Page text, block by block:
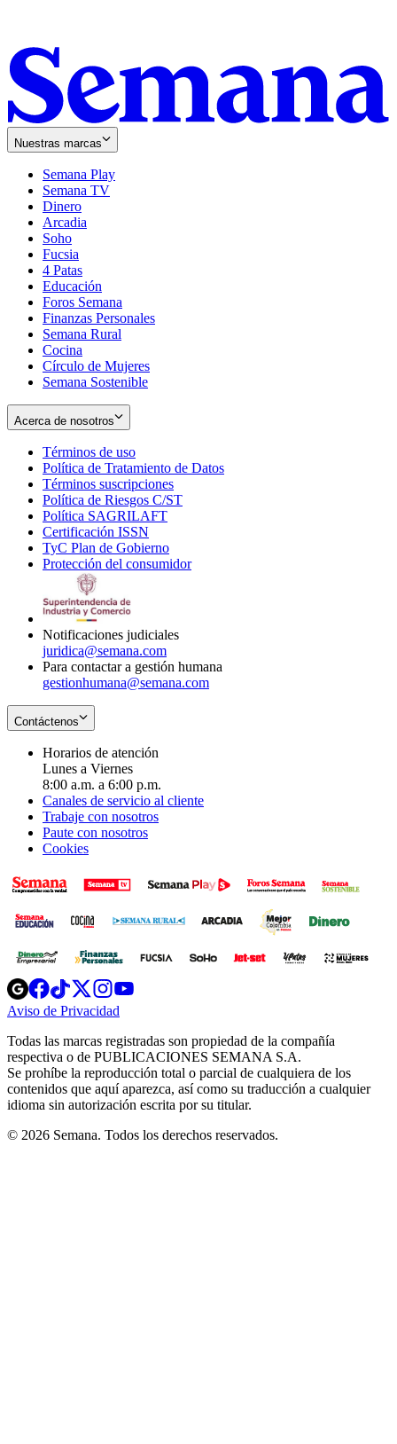
Nuestras marcas
Semana Play
Semana TV
Dinero
Arcadia
Soho
in
new
window
Fucsia
in
new
window
4 Patas
Educación
Foros Semana
Finanzas Personales
Semana Rural
Cocina
Círculo de Mujeres
Semana Sostenible
Acerca de nosotros
Términos de uso
in
new
window
Política de Tratamiento de Datos
Términos suscripciones
in
Política de Riesgos C/ST
Política SAGRILAFT
new
window
Certificación ISSN
in
new
TyC Plan de Gobierno
in
Protección del consumidorOpens
Notificaciones judiciales
juridica@semana.com
Para contactar a gestión humana
gestionhumana@semana.com
Contáctenos
Horarios de atención
Lunes a Viernes
8:00 a.m. a 6:00 p.m.
Canales de servicio al cliente
Trabaje con nosotros
Paute con nosotros
Cookies
Opens
in
new
Opens
in
new
Opens
in
new
window
Opens
new
windowwindow
Aviso de Privacidad
new
window
Todas las marcas registradas son propiedad de la compañía
respectiva o de PUBLICACIONES SEMANA S.A.
Se prohíbe la reproducción total o parcial de cualquiera de los
contenidos que aquí aparezca, así como su traducción a cualquier
idioma sin autorización escrita por su titular.
© 2026 Semana. Todos los derechos reservados.